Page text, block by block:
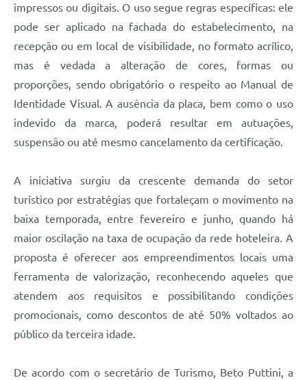
impressos ou digitais. O uso segue regras específicas: ele
pode ser aplicado na fachada do estabelecimento, na
recepção ou em local de visibilidade, no formato acrílico,
mas é vedada a alteração de cores, formas ou
proporções, sendo obrigatório o respeito ao Manual de
Identidade Visual. A ausência da placa, bem como o uso
indevido da marca, poderá resultar em autuações,
suspensão ou até mesmo cancelamento da certificação.
A iniciativa surgiu da crescente demanda do setor
turístico por estratégias que fortaleçam o movimento na
baixa temporada, entre fevereiro e junho, quando há
maior oscilação na taxa de ocupação da rede hoteleira. A
proposta é oferecer aos empreendimentos locais uma
ferramenta de valorização, reconhecendo aqueles que
atendem aos requisitos e possibilitando condições
promocionais, como descontos de até 50% voltados ao
público da terceira idade.
De acordo com o secretário de Turismo, Beto Puttini, a